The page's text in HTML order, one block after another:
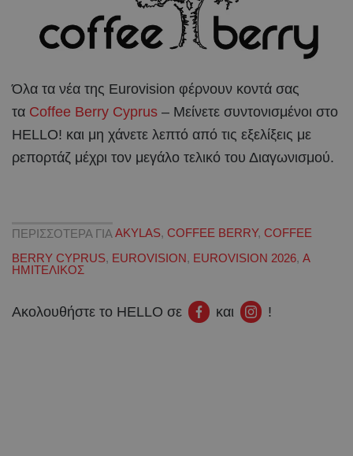
Όλα τα νέα της Eurovision φέρνουν κοντά σας
τα Coffee Berry Cyprus – Μείνετε συντονισμένοι στο
HELLO! και μη χάνετε λεπτό από τις εξελίξεις με
ρεπορτάζ μέχρι τον μεγάλο τελικό του Διαγωνισμού.
ΠΕΡΙΣΣΟΤΕΡΑ ΓΙΑ AKYLAS, COFFEE BERRY, COFFEE
BERRY CYPRUS, EUROVISION, EUROVISION 2026, Α
ΗΜΙΤΕΛΙΚΟΣ
Ακολουθήστε το HELLO σε και !